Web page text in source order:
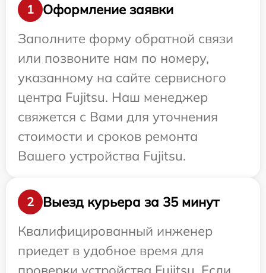
1
Оформление заявки
Заполните форму обратной связи
или позвоните нам по номеру,
указанному на сайте сервисного
центра Fujitsu. Наш менеджер
свяжется с Вами для уточнения
стоимости и сроков ремонта
Вашего устройства Fujitsu.
2
Выезд курьера за 35 минут
Квалифицированный инженер
приедет в удобное время для